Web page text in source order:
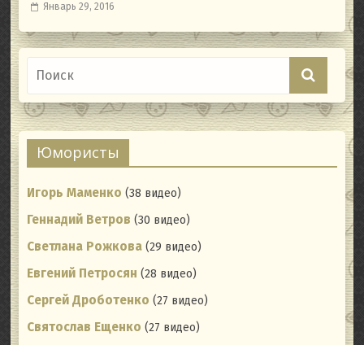
Январь 29, 2016
Юмористы
Игорь Маменко (38 видео)
Геннадий Ветров (30 видео)
Светлана Рожкова (29 видео)
Евгений Петросян (28 видео)
Сергей Дроботенко (27 видео)
Святослав Ещенко (27 видео)